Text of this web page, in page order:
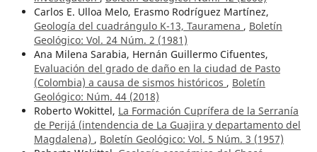
Carlos E. Ulloa Melo, Erasmo Rodríguez Martínez,
Geología del cuadrángulo K-13, Tauramena , Boletín
Geológico: Vol. 24 Núm. 2 (1981)
Ana Milena Sarabia, Hernán Guillermo Cifuentes,
Evaluación del grado de daño en la ciudad de Pasto
(Colombia) a causa de sismos históricos , Boletín
Geológico: Núm. 44 (2018)
Roberto Wokittel, La Formación Cuprífera de la Serranía
de Perijá (intendencia de La Guajira y departamento del
Magdalena) , Boletín Geológico: Vol. 5 Núm. 3 (1957)